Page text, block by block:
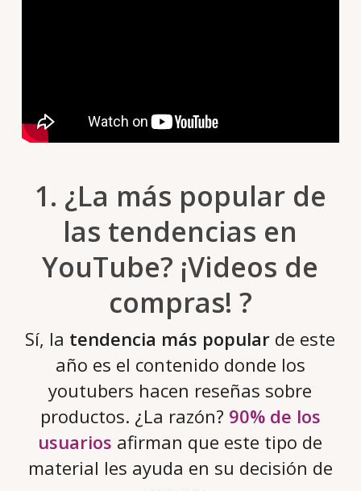
1. ¿La más popular de
las tendencias en
YouTube? ¡Videos de
compras! ?
Sí, la tendencia más popular de este
año es el contenido donde los
youtubers hacen reseñas sobre
productos. ¿La razón? 90% de los
usuarios afirman que este tipo de
material les ayuda en su decisión de